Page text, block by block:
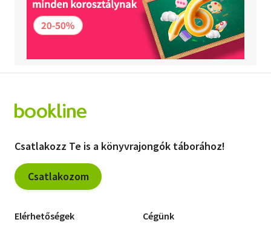
Csatlakozz Te is a könyvrajongók táborához!
Csatlakozom
Elérhetőségek Cégünk